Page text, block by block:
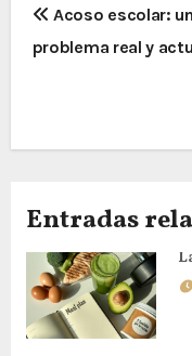
N
a
e
a
c
i
Acoso escolar: un
problema real y
Entradas